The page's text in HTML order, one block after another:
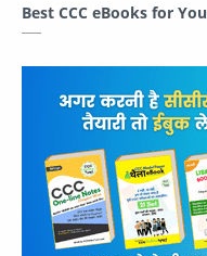
Best CCC eBooks for You